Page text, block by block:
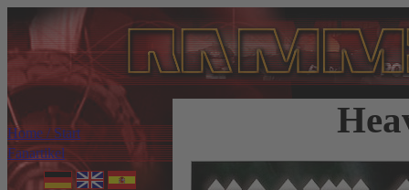
Home / Start
Fanartikel